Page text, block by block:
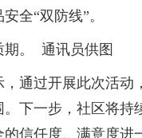
全“双防线”。
期。 通讯员供图
通过开展此次活
下一步，社区将
信任度、满意度进